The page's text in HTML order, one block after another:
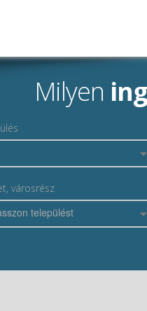
Milyen
városrész
települést